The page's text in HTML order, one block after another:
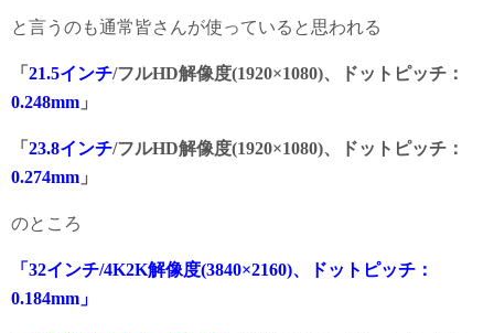
と言うのも通常皆さんが使っていると思われる
「 21.5インチ/フルHD解像度(1920×1080)、ドットピッチ：
0.248mm 」
「 23.8インチ/フルHD解像度(1920×1080)、ドットピッチ：
0.274mm 」
のところ
「32インチ/4K2K解像度(3840×2160)、ドットピッチ：
0.184mm」